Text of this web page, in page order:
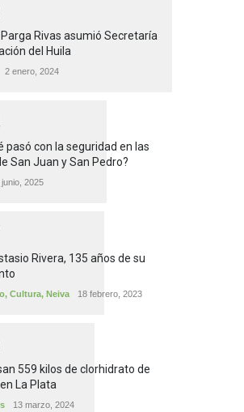
Rivas asumió Secretaría
del Huila
2 enero, 2024
pasó con la seguridad en las
San Juan y San Pedro?
junio, 2025
Rivera, 135 años de su
, Cultura, Neiva 18 febrero, 2023
559 kilos de clorhidrato de
La Plata
13 marzo, 2024